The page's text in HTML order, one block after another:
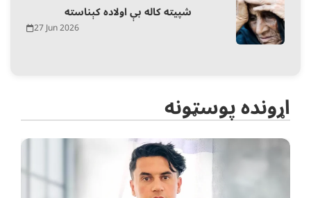
شپیته کاله بې اولاده کېناسته
27 Jun 2026
اړونده پوسټونه